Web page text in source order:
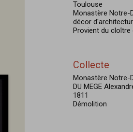
Toulouse
Monastère Notre-
décor
Provient du cloître
Collecte
Monastère Notre-
DU MEGE
1811
Démolition